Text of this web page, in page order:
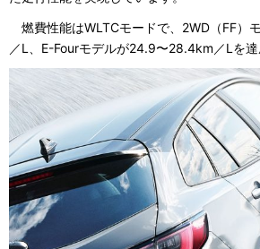
燃費性能はWLTCモードで、2WD（FF）
／L、E-Fourモデルが24.9〜28.4km／Lを達